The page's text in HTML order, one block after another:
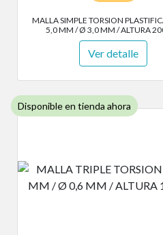
MALLA SIMPLE TORSION
5,0 MM / Ø 3,0 MM / ALTURA
Ver detalle
Disponible en tienda ahora